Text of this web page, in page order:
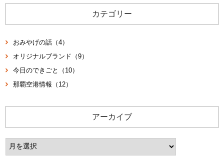
カテゴリー
おみやげの話（4）
オリジナルブランド（9）
今日のできごと（10）
那覇空港情報（12）
アーカイブ